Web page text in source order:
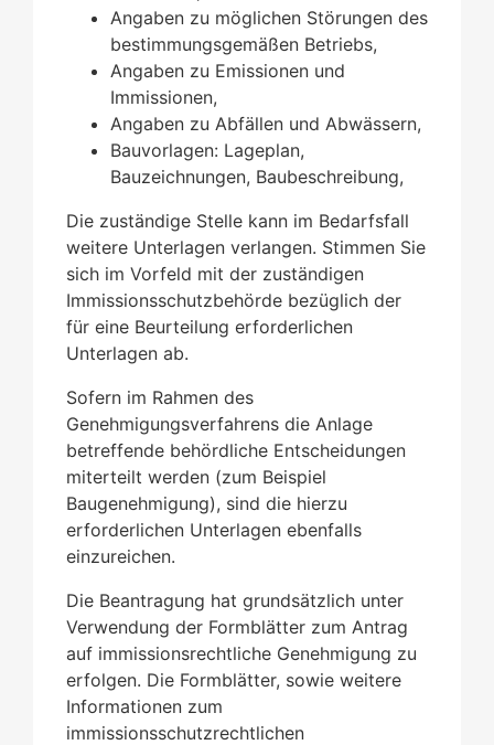
Angaben zu möglichen Störungen des
bestimmungsgemäßen Betriebs,
Angaben zu Emissionen und
Immissionen,
Angaben zu Abfällen und Abwässern,
Bauvorlagen: Lageplan,
Bauzeichnungen, Baubeschreibung,
Die zuständige Stelle kann im Bedarfsfall
weitere Unterlagen verlangen. Stimmen Sie
sich im Vorfeld mit der zuständigen
Immissionsschutzbehörde bezüglich der
für eine Beurteilung erforderlichen
Unterlagen ab.
Sofern im Rahmen des
Genehmigungsverfahrens die Anlage
betreffende behördliche Entscheidungen
miterteilt werden (zum Beispiel
Baugenehmigung), sind die hierzu
erforderlichen Unterlagen ebenfalls
einzureichen.
Die Beantragung hat grundsätzlich unter
Verwendung der Formblätter zum Antrag
auf immissionsrechtliche Genehmigung zu
erfolgen. Die Formblätter, sowie weitere
Informationen zum
immissionsschutzrechtlichen